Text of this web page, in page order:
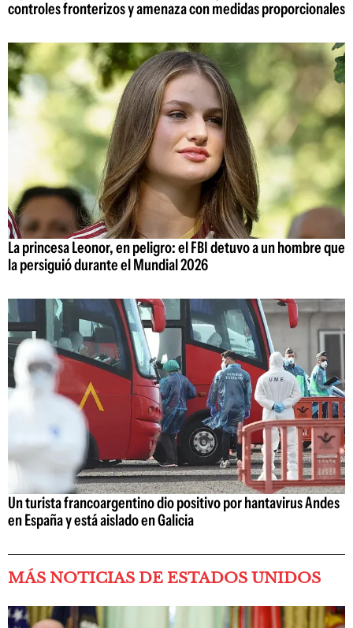
controles fronterizos y amenaza con medidas proporcionales
La princesa Leonor, en peligro: el FBI detuvo a un hombre que
la persiguió durante el Mundial 2026
Un turista francoargentino dio positivo por hantavirus Andes
en España y está aislado en Galicia
MÁS NOTICIAS DE ESTADOS UNIDOS